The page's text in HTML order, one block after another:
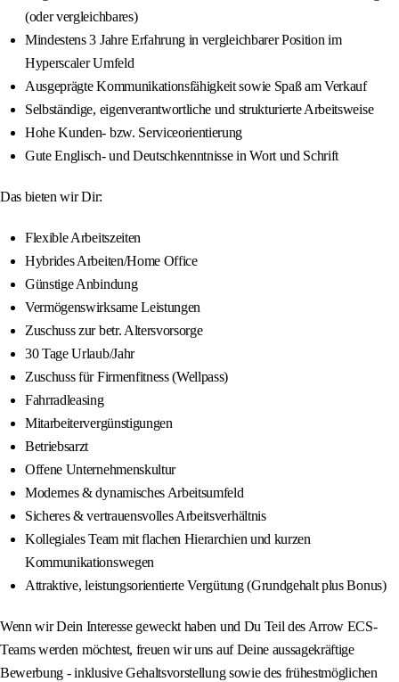
(oder vergleichbares)
Mindestens 3 Jahre Erfahrung in vergleichbarer Position im
Hyperscaler Umfeld
Ausgeprägte Kommunikationsfähigkeit sowie Spaß am Verkauf
Selbständige, eigenverantwortliche und strukturierte Arbeitsweise
Hohe Kunden- bzw. Serviceorientierung
Gute Englisch- und Deutschkenntnisse in Wort und Schrift
Das bieten wir Dir:
Flexible Arbeitszeiten
Hybrides Arbeiten/Home Office
Günstige Anbindung
Vermögenswirksame Leistungen
Zuschuss zur betr. Altersvorsorge
30 Tage Urlaub/Jahr
Zuschuss für Firmenfitness (Wellpass)
Fahrradleasing
Mitarbeitervergünstigungen
Betriebsarzt
Offene Unternehmenskultur
Modernes & dynamisches Arbeitsumfeld
Sicheres & vertrauensvolles Arbeitsverhältnis
Kollegiales Team mit flachen Hierarchien und kurzen
Kommunikationswegen
Attraktive, leistungsorientierte Vergütung (Grundgehalt plus Bonus)
Wenn wir Dein Interesse geweckt haben und Du Teil des Arrow ECS-
Teams werden möchtest, freuen wir uns auf Deine aussagekräftige
Bewerbung - inklusive Gehaltsvorstellung sowie des frühestmöglichen